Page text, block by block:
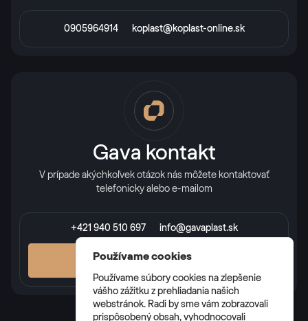
0905964914 koplast@koplast-online.sk
Gava kontakt
V prípade akýchkoľvek otázok nás môžete kontaktovať
telefonicky alebo e-mailom
+421 940 510 697 info@gavaplast.sk
VŠETKY KONTAKTY
Používame cookies
Používame súbory cookies na zlepšenie
vášho zážitku z prehliadania našich
webstránok. Radi by sme vám zobrazovali
prispôsobený obsah, vyhodnocovali